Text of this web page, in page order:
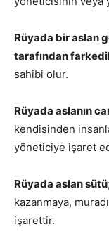
Rüyada bir aslan
tarafından
sahibi olur.
Rüyada aslanın
kendisinden
yöneticiye işaret
Rüyada aslan sütü
kazanmaya,
işarettir.